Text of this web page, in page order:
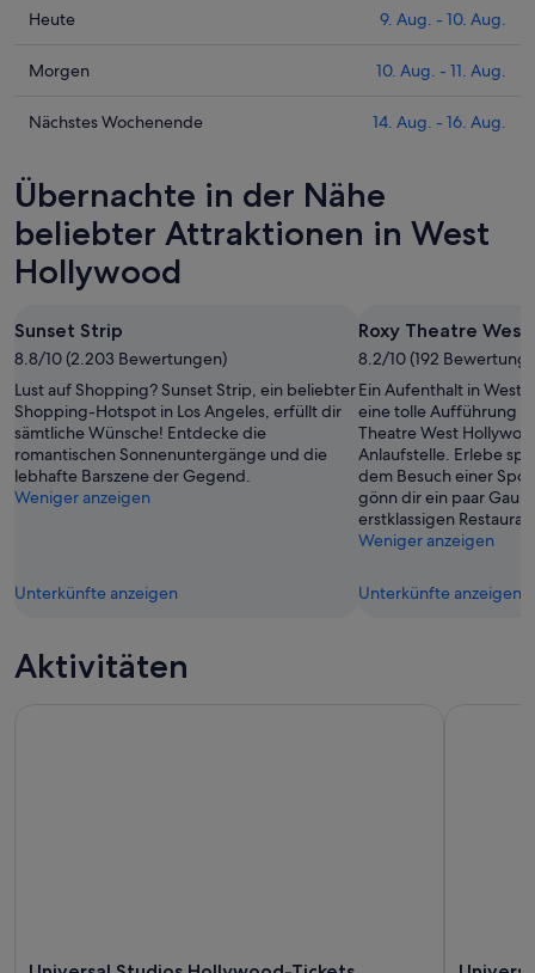
Prüfe
Preise
West
Nacht,
Aug.
-
Heute 9. Aug. - 10. Aug.
Prüfe
Preise
West
Hollywood
morgen
Nacht,
10.
-
11.
Aug.
Morgen 10. Aug. - 11. Aug.
Prüfe
Preise
für
West
Hollywood
am
nächsten
Wochenende,
14.
Aug.
-
16.
Aug.
Nächstes Wochenende 14. Aug. - 16. Aug.
Übernachte in der Nähe
beliebter Attraktionen in West
Hollywood
Sunset Strip
8.8/10 (2.203 Bewertungen)
Lust auf Shopping? Sunset Strip, ein beliebter
Shopping-Hotspot in Los Angeles, erfüllt dir
sämtliche Wünsche! Entdecke die
romantischen Sonnenuntergänge und die
lebhafte Barszene der Gegend.
Weniger anzeigen
Unterkünfte anzeigen
Roxy Theatre
8.2/10 (192
Ein Aufenthalt in West
eine tolle Aufführung
Theatre West
Anlaufstelle. Erlebe
dem Besuch einer
gönn dir ein paar
erstklassigen
Weniger anzeigen
Unterkünfte anzeigen
Aktivitäten